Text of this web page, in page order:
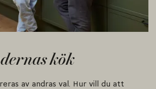
kök
av andras val. Hur vill du att